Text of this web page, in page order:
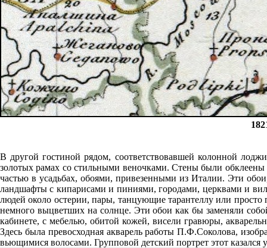
В другой гостиной рядом, соответствовавшей колонной
золотых рамах со стильными веночками. Стены были
частью в усадьбах, обоями, привезенными из Италии. Эти
ландшафты с кипарисами и пиниями, городами, церквами и
людей около остерии, пары, танцующие тарантеллу или просто
немного выцветших на солнце. Эти обои как бы заменяли
кабинете, с мебелью, обитой кожей, висели гравюры,
Здесь была превосходная акварель работы П.Ф.Соколова,
вьющимися волосами. Групповой детский портрет этот